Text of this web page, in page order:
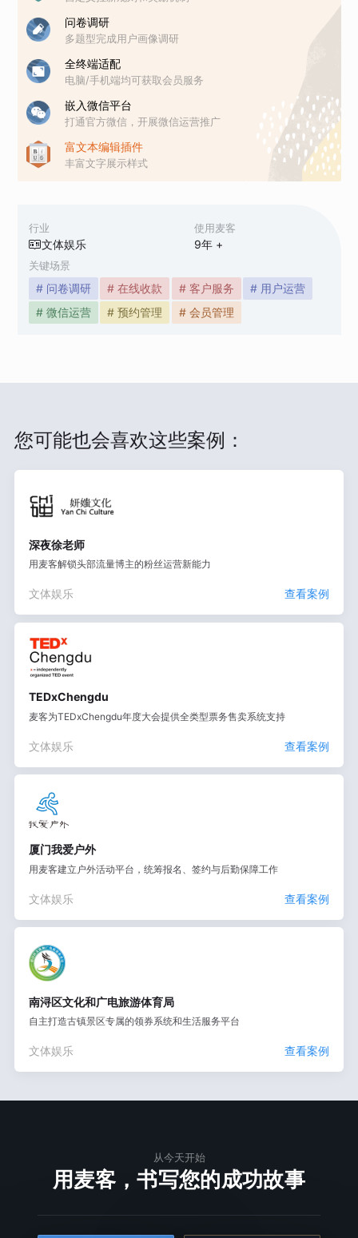
行业
文体娱乐
使用麦客
9年 +
关键场景
# 问卷调研 # 在线收款 # 客户服务
# 用户运营
# 微信运营
# 预约管理 # 会员管理
问卷调研
多题型完成用户画像调研
全终端适配
电脑/手机端均可获取会员服务
嵌入微信平台
打通官方微信，开展微信运营推广
富文本编辑插件
丰富文字展示样式
您可能也会喜欢这些案例：
深夜徐老师
用麦客解锁头部流量博主的粉丝运营新能力
文体娱乐 查看案例
TEDxChengdu
麦客为TEDxChengdu年度大会提供全类型票务售卖系统支持
文体娱乐 查看案例
厦门我爱户外
用麦客建立户外活动平台，统筹报名、签约与后勤保障工作
文体娱乐 查看案例
南浔区文化和广电旅游体育局
自主打造古镇景区专属的领券系统和生活服务平台
文体娱乐 查看案例
从今天开始
用麦客，书写您的成功故事